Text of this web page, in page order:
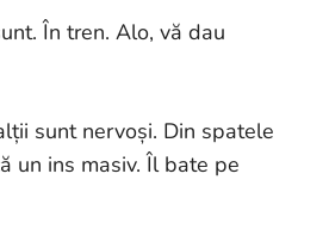
În tren. Alo, vă dau
sunt nervoși. Din spatele
un ins masiv. Îl bate pe